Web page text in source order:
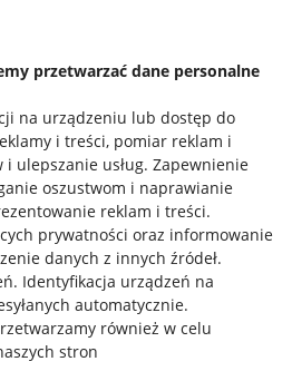
przetwarzać dane personalne
na urządzeniu lub dostęp do
i treści, pomiar reklam i
ulepszanie usług. Zapewnienie
oszustwom i naprawianie
reklam i treści.
prywatności oraz informowanie
danych z innych źródeł.
. Identyfikacja urządzeń na
automatycznie.
również w celu
stron